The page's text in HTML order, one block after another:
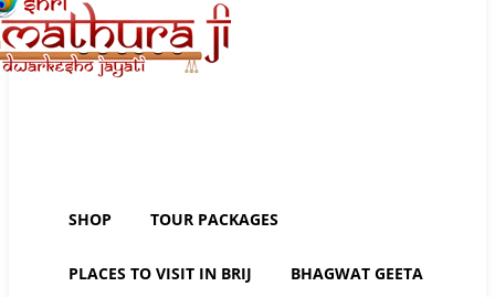
SHOP TOUR PACKAGES
PLACES TO VISIT IN BRIJ BHAGWAT GEETA